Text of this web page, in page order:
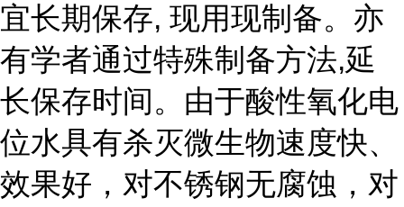
宜长期保存, 现用现制备。亦
有学者通过特殊制备方法,延
长保存时间。由于酸性氧化电
位水具有杀灭微生物速度快、
效果好，对不锈钢无腐蚀，对